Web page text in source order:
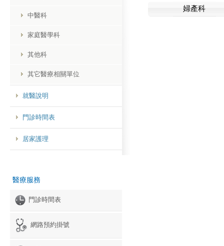
中醫科
家庭醫學科
其他科
其它醫療相關單位
就醫說明
門診時間表
居家護理
醫療服務
門診時間表
網路預約掛號
婦產科